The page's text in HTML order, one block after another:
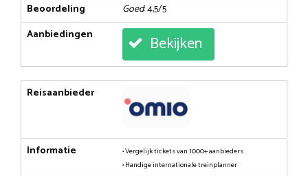
Beoordeling Goed: 4,5/5
Aanbiedingen
Bekijken
Reisaanbieder
Informatie
• Vergelijk tickets van 1000+ aanbieders
• Handige internationale treinplanner